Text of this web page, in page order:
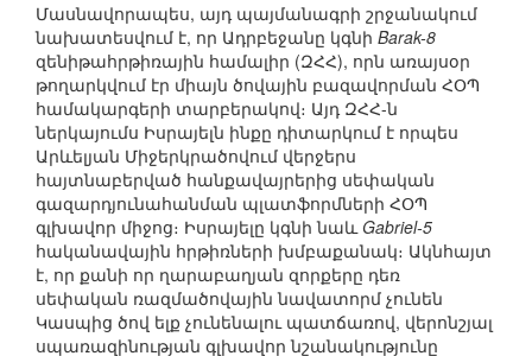
Մասնավորապես, այդ պայմանագրի շրջանակում
նախատեսվում է, որ Ադրբեջանը կգնի Barak-8
զենիթահրթիռային համալիր (ԶՀՀ), որն առայսօր
թողարկվում էր միայն ծովային բազավորման ՀՕՊ
համակարգերի տարբերակով։ Այդ ԶՀՀ-ն
ներկայումս Իսրայելն ինքը դիտարկում է որպես
Արևելյան Միջերկրածովում վերջերս
հայտնաբերված հանքավայրերից սեփական
գազարդյունահանման պլատֆորմների ՀՕՊ
գլխավոր միջոց։ Իսրայելը կգնի նաևGabriel-5
հականավային հրթիռների խմբաքանակ։ Ակնհայտ
է, որ քանի որ ղարաբաղյան զորքերը դեռ
սեփական ռազմածովային նավատորմ չունեն
Կասպից ծով ելք չունենալու պատճառով, վերոնշյալ
սպառազինության գլխավոր նշանակությունը